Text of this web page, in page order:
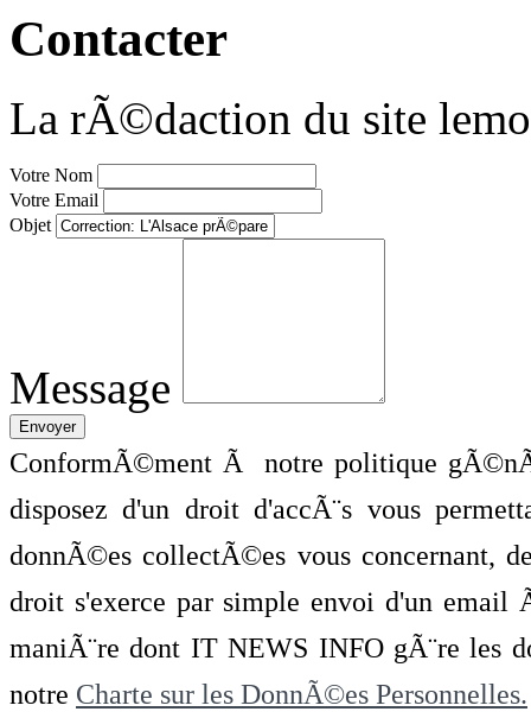
Contacter
La rÃ©daction du site
Votre Nom
Votre Email
Objet
Message
ConformÃ©ment Ã notre politique
disposez d'un droit d'accÃ¨s vous
donnÃ©es collectÃ©es vous concernant,
droit s'exerce par simple envoi d'un
maniÃ¨re dont IT NEWS INFO gÃ¨re les
notre Charte sur les DonnÃ©es Personnelles.